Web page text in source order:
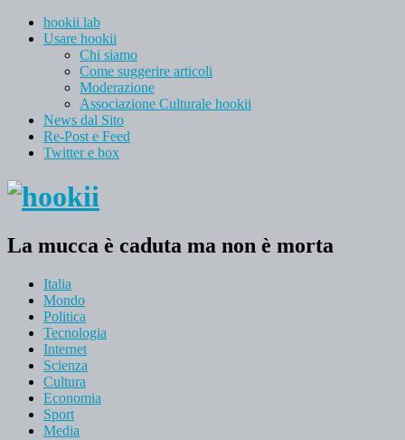
hookii lab
Usare hookii
Chi siamo
Come suggerire articoli
Moderazione
Associazione Culturale hookii
News dal Sito
Re-Post e Feed
Twitter e box
La mucca è caduta ma non è morta
Italia
Mondo
Politica
Tecnologia
Internet
Scienza
Cultura
Economia
Sport
Media